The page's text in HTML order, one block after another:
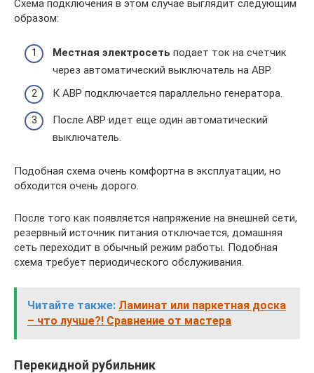
Схема подключения в этом случае выглядит следующим
образом:
Местная электросеть подает ток на счетчик
через автоматический выключатель на ABP.
К ABP подключается параллельно генератора.
После ABP идет еще один автоматический
выключатель.
Подобная схема очень комфортна в эксплуатации, но
обходится очень дорого.
После того как появляется напряжение на внешней сети,
резервный источник питания отключается, домашняя
сеть переходит в обычный режим работы. Подобная
схема требует периодического обслуживания.
Читайте также: Ламинат или паркетная доска
– что лучше?! Сравнение от мастера
Перекидной рубильник